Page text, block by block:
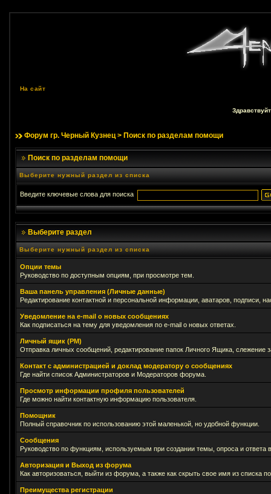
На сайт
Форум гр. Черный Кузнец> Поиск по разделам помощи
Поиск по разделам помощи
Выберите нужный раздел из списка
Введите ключевые слова для поиска
Выберите раздел
Выберите нужный раздел из списка
Опции темы
Руководство по доступным опциям, при просмотре тем.
Ваша панель управления (Личные данные)
Редактирование контактной и персональной информации, аватаров, подписи,
Уведомление на e-mail о новых сообщениях
Как подписаться на тему для уведомления по e-mail о новых ответах.
Личный ящик (PM)
Отправка личных сообщений, редактирование папок Личного Ящика,
Контакт с администрацией и доклад модератору о сообщениях
Где найти список Администраторов и Модераторов форума.
Просмотр информации профиля пользователей
Где можно найти контактную информацию пользователя.
Помощник
Полный справочник по использованию этой маленькой, но удобной функции.
Сообщения
Руководство по функциям, используемым при создании темы, опроса и ответа
Авторизация и Выход из форума
Как авторизоваться, выйти из форума, а также как скрыть свое имя из списка
Преимущества регистрации